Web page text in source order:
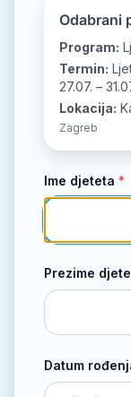
📷 ▶️
Odabrani
Program:
Termin:
27.07. –
Lokacija:
Zagreb
Ime djeteta *
Prezime
Datum